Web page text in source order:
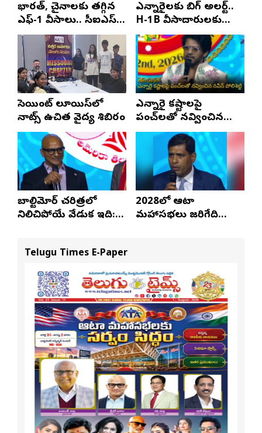
భారత్, చైనాలకు తగ్గిన
ఎఫ్-1 వీసాలు.. సీఐఎస్
నివేదిక..!
ఎన్నారైలకు బిగ్ అలర్ట్..
H-1B వీసాదారులకు
ప్రయాణ సమయంలో
స్టేటస్ ప్రూఫ్స్ తప్పనిసరి..!
సెయింట్ లూయిస్‌లో
నాట్స్ ఉచిత వైద్య శిబిరం
ఎన్నారై కష్టాలపై
పంచ్‌లతో నవ్వించిన
నవీన్ పోలిశెట్టి
బాల్టిమోర్ చరిత్రలో
నిలిచిపోయే వేడుక ఇది:
2028లో ఆటా
మహాసభలు జరిగేది
Telugu Times E-Paper